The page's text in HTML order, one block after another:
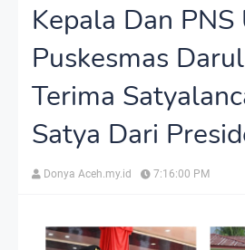
Kepala Dan PNS
Puskesmas
Terima
Satya Dari
Donya Aceh.my.id 7:16:00 PM